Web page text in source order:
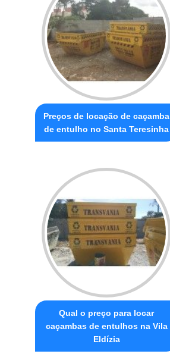
Preços de locação de caçamba
de entulho no Santa Teresinha
Qual o preço para locar
caçambas de entulhos na Vila
Eldízia